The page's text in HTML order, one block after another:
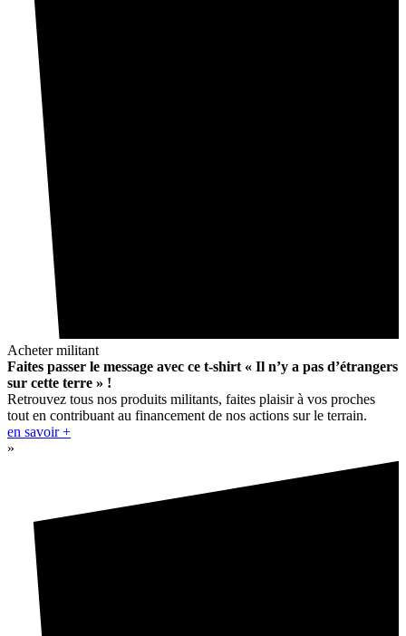
Acheter militant
Faites passer le message avec ce t-shirt « Il n’y a pas d’étrangers
sur cette terre » !
Retrouvez tous nos produits militants, faites plaisir à vos proches
tout en contribuant au financement de nos actions sur le terrain.
en savoir +
»